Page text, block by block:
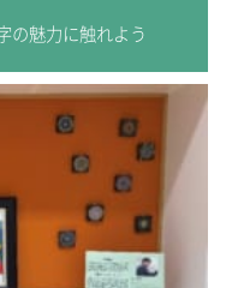
魅力に触れよう